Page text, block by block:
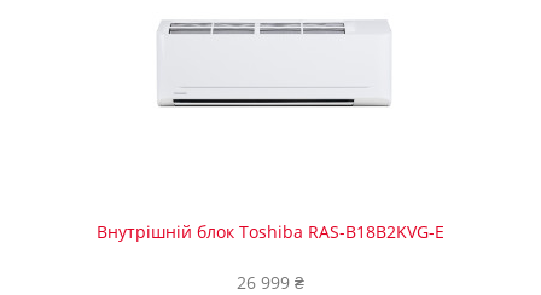
Внутрішній блок Toshiba RAS-B18B2KVG-E
26 999 ₴